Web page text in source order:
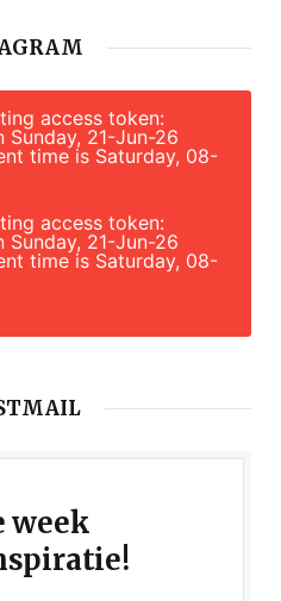
access token:
Sunday, 21-Jun-26
time is Saturday, 08-
access token:
Sunday, 21-Jun-26
time is Saturday, 08-
week